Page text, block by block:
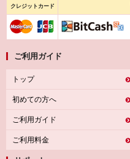
クレジットカード
ご利用ガイド
トップ
初めての方へ
ご利用ガイド
ご利用料金